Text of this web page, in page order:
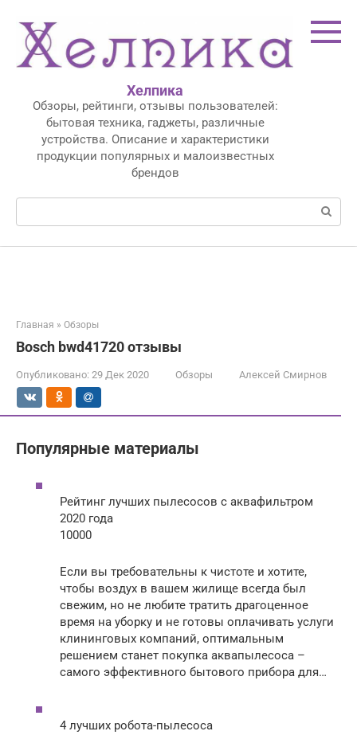
контенту
Хелпика
Обзоры, рейтинги, отзывы пользователей:
бытовая техника, гаджеты, различные
устройства. Описание и характеристики
продукции популярных и малоизвестных
брендов
Поиск:
Главная » Обзоры
Bosch bwd41720 отзывы
Опубликовано: 29 Дек 2020 Обзоры Алексей Смирнов
Популярные материалы
Рейтинг лучших пылесосов с аквафильтром
2020 года
10000
Если вы требовательны к чистоте и хотите,
чтобы воздух в вашем жилище всегда был
свежим, но не любите тратить драгоценное
время на уборку и не готовы оплачивать услуги
клининговых компаний, оптимальным
решением станет покупка аквапылесоса –
самого эффективного бытового прибора для…
4 лучших робота-пылесоса